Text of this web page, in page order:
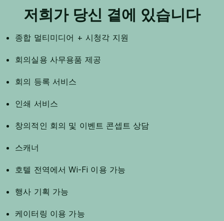
저희가 당신 곁에 있습니다
종합 멀티미디어 + 시청각 지원
회의실용 사무용품 제공
회의 등록 서비스
인쇄 서비스
창의적인 회의 및 이벤트 콘셉트 상담
스캐너
호텔 전역에서 Wi-Fi 이용 가능
행사 기획 가능
케이터링 이용 가능